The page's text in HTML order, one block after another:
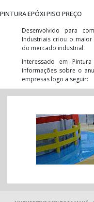
PINTURA EPÓXI PISO PREÇO
Desenvolvido para
Industriais criou o
do mercado industrial.
Interessado em
informações sobre o
empresas logo a seguir: